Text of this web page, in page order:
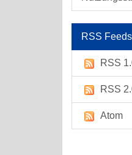
RSS Feeds
RSS
RSS
Atom